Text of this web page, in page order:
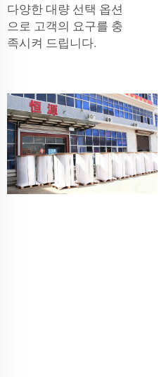
다양한 대량 선택 옵션
으로 고객의 요구를 충
족시켜 드립니다.